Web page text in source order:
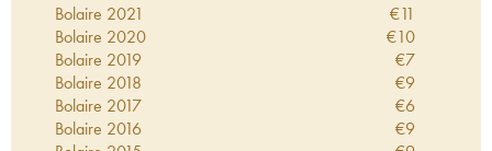
Bolaire 2021 €11
Bolaire 2020 €10
Bolaire 2019 €7
Bolaire 2018 €9
Bolaire 2017 €6
Bolaire 2016 €9